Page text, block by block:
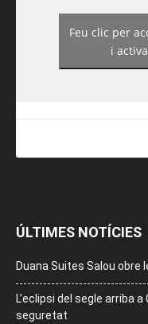
https://
Feu clic per
i
ÚLTIMES NOTÍCIES
Duana Suites Salou obre
L’eclipsi del segle arriba
seguretat